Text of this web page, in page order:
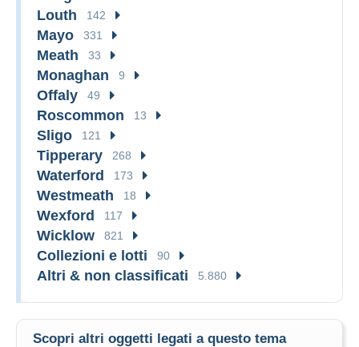
Louth 142
Mayo 331
Meath 33
Monaghan 9
Offaly 49
Roscommon 13
Sligo 121
Tipperary 268
Waterford 173
Westmeath 18
Wexford 117
Wicklow 821
Collezioni e lotti 90
Altri & non classificati 5.880
Scopri altri oggetti legati a questo tema